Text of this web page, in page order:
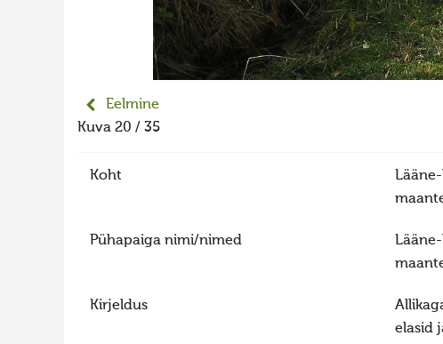
Eelmine
Kuva 20 / 35
Koht
Pühapaiga nimi/nimed
Kirjeldus
elasid